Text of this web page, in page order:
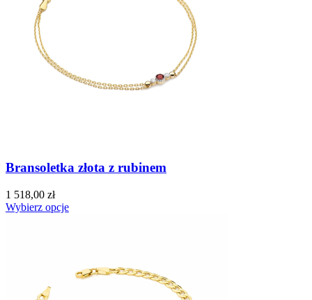
Bransoletka złota z rubinem
1 518,00 zł
Wybierz opcje